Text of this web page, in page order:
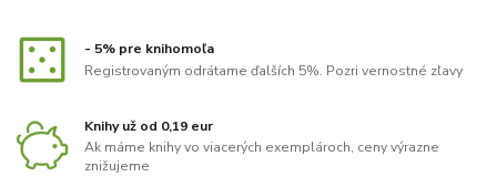
- 5% pre knihomoľa
Registrovaným odrátame ďalších 5%. Pozri vernostné zľavy
Knihy už od 0,19 eur
Ak máme knihy vo viacerých exemplároch, ceny výrazne
znižujeme